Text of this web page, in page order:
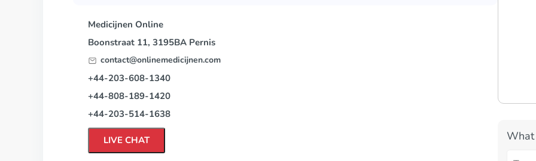
Medicijnen Online
Boonstraat 11, 3195BA Pernis
contact@onlinemedicijnen.com
+44-203-608-1340
+44-808-189-1420
+44-203-514-1638
LIVE CHAT What
for